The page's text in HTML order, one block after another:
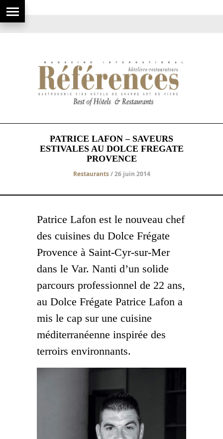
PATRICE LAFON – SAVEURS
ESTIVALES AU DOLCE FREGATE
PROVENCE
Restaurants/ 26 juin 2014
Patrice Lafon est le nouveau chef
des cuisines du Dolce Frégate
Provence à Saint-Cyr-sur-Mer
dans le Var. Nanti d’un solide
parcours professionnel de 22 ans,
au Dolce Frégate Patrice Lafon a
mis le cap sur une cuisine
méditerranéenne inspirée des
terroirs environnants.